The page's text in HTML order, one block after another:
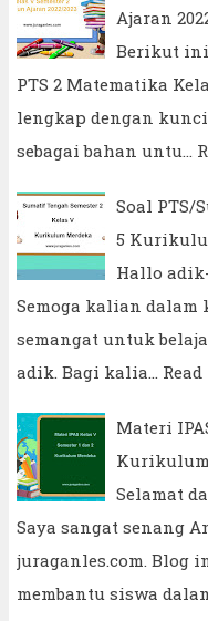
Ajaran
Berikut
PTS 2 Matematika
lengkap dengan
sebagai bahan untu…
Soal PTS/
5
Hallo
Semoga kalian dalam
semangat untuk
adik. Bagi kalia…
Materi
Selamat
Saya sangat senang
juraganles.com. Blog
membantu siswa dalam